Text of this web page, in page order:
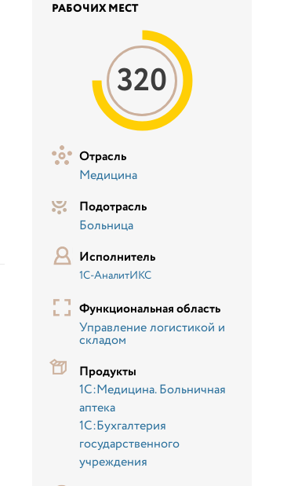
РАБОЧИХ МЕСТ
320
Отрасль
Медицина
Подотрасль
Больница
Исполнитель
1С-АналитИКС
Функциональная область
Управление логистикой и
складом
Продукты
1С:Медицина. Больничная
аптека
1С:Бухгалтерия
государственного
учреждения